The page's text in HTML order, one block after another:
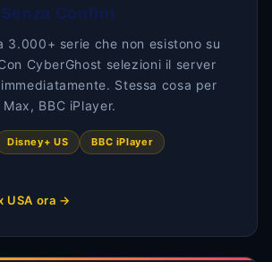
Confini
3.000+ serie che non esistono su
CyberGhost selezioni il server
Stessa cosa per
BBC iPlayer.
Disney+ US
BBC iPlayer
USA ora →